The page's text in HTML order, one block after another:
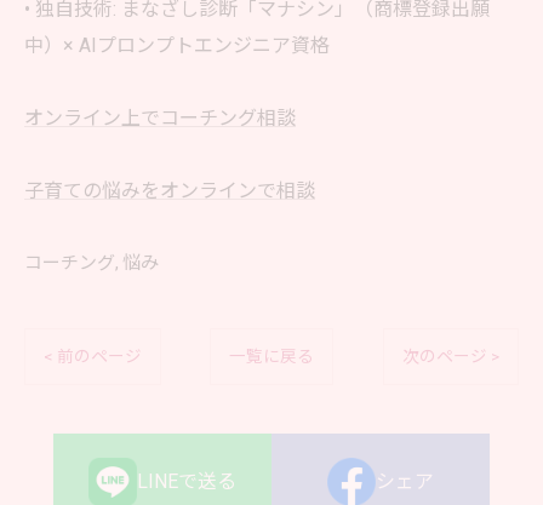
• 独自技術: まなざし診断「マナシン」（商標登録出願
中）× AIプロンプトエンジニア資格
オンライン上でコーチング相談
子育ての悩みをオンラインで相談
コーチング 悩み
< 前のページ 一覧に戻る 次のページ >
LINEで送る シェア